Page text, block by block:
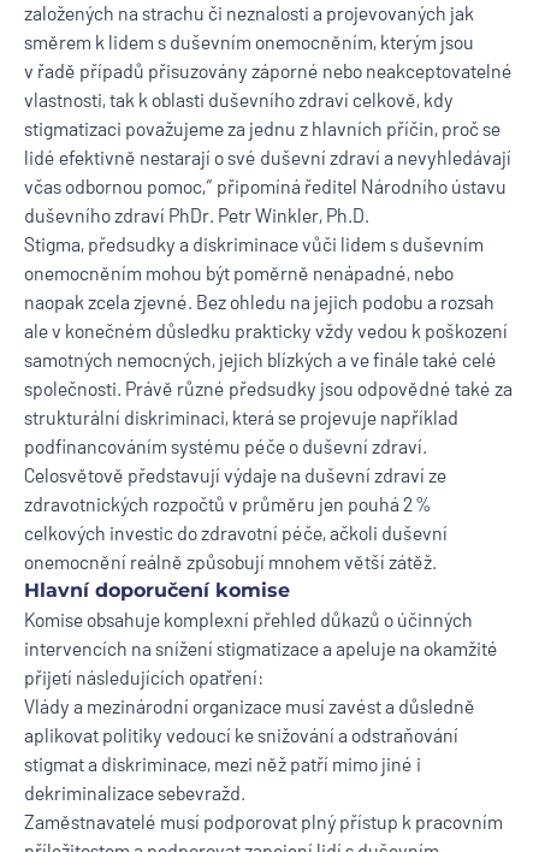
založených na strachu či neznalosti a projevovaných jak
směrem k lidem s duševním onemocněním, kterým jsou
v řadě případů přisuzovány záporné nebo neakceptovatelné
vlastnosti, tak k oblasti duševního zdraví celkově, kdy
stigmatizaci považujeme za jednu z hlavních příčin, proč se
lidé efektivně nestarají o své duševní zdraví a nevyhledávají
včas odbornou pomoc,“ připomíná ředitel Národního ústavu
duševního zdraví PhDr. Petr Winkler, Ph.D.
Stigma, předsudky a diskriminace vůči lidem s duševním
onemocněním mohou být poměrně nenápadné, nebo
naopak zcela zjevné. Bez ohledu na jejich podobu a rozsah
ale v konečném důsledku prakticky vždy vedou k poškození
samotných nemocných, jejich blízkých a ve finále také celé
společnosti. Právě různé předsudky jsou odpovědné také za
strukturální diskriminaci, která se projevuje například
podfinancováním systému péče o duševní zdraví.
Celosvětově představují výdaje na duševní zdraví ze
zdravotnických rozpočtů v průměru jen pouhá 2 %
celkových investic do zdravotní péče, ačkoli duševní
onemocnění reálně způsobují mnohem větší zátěž.
Hlavní doporučení komise
Komise obsahuje komplexní přehled důkazů o účinných
intervencích na snížení stigmatizace a apeluje na okamžité
přijetí následujících opatření:
Vlády a mezinárodní organizace musí zavést a důsledně
aplikovat politiky vedoucí ke snižování a odstraňování
stigmat a diskriminace, mezi něž patří mimo jiné i
dekriminalizace sebevražd.
Zaměstnavatelé musí podporovat plný přístup k pracovním